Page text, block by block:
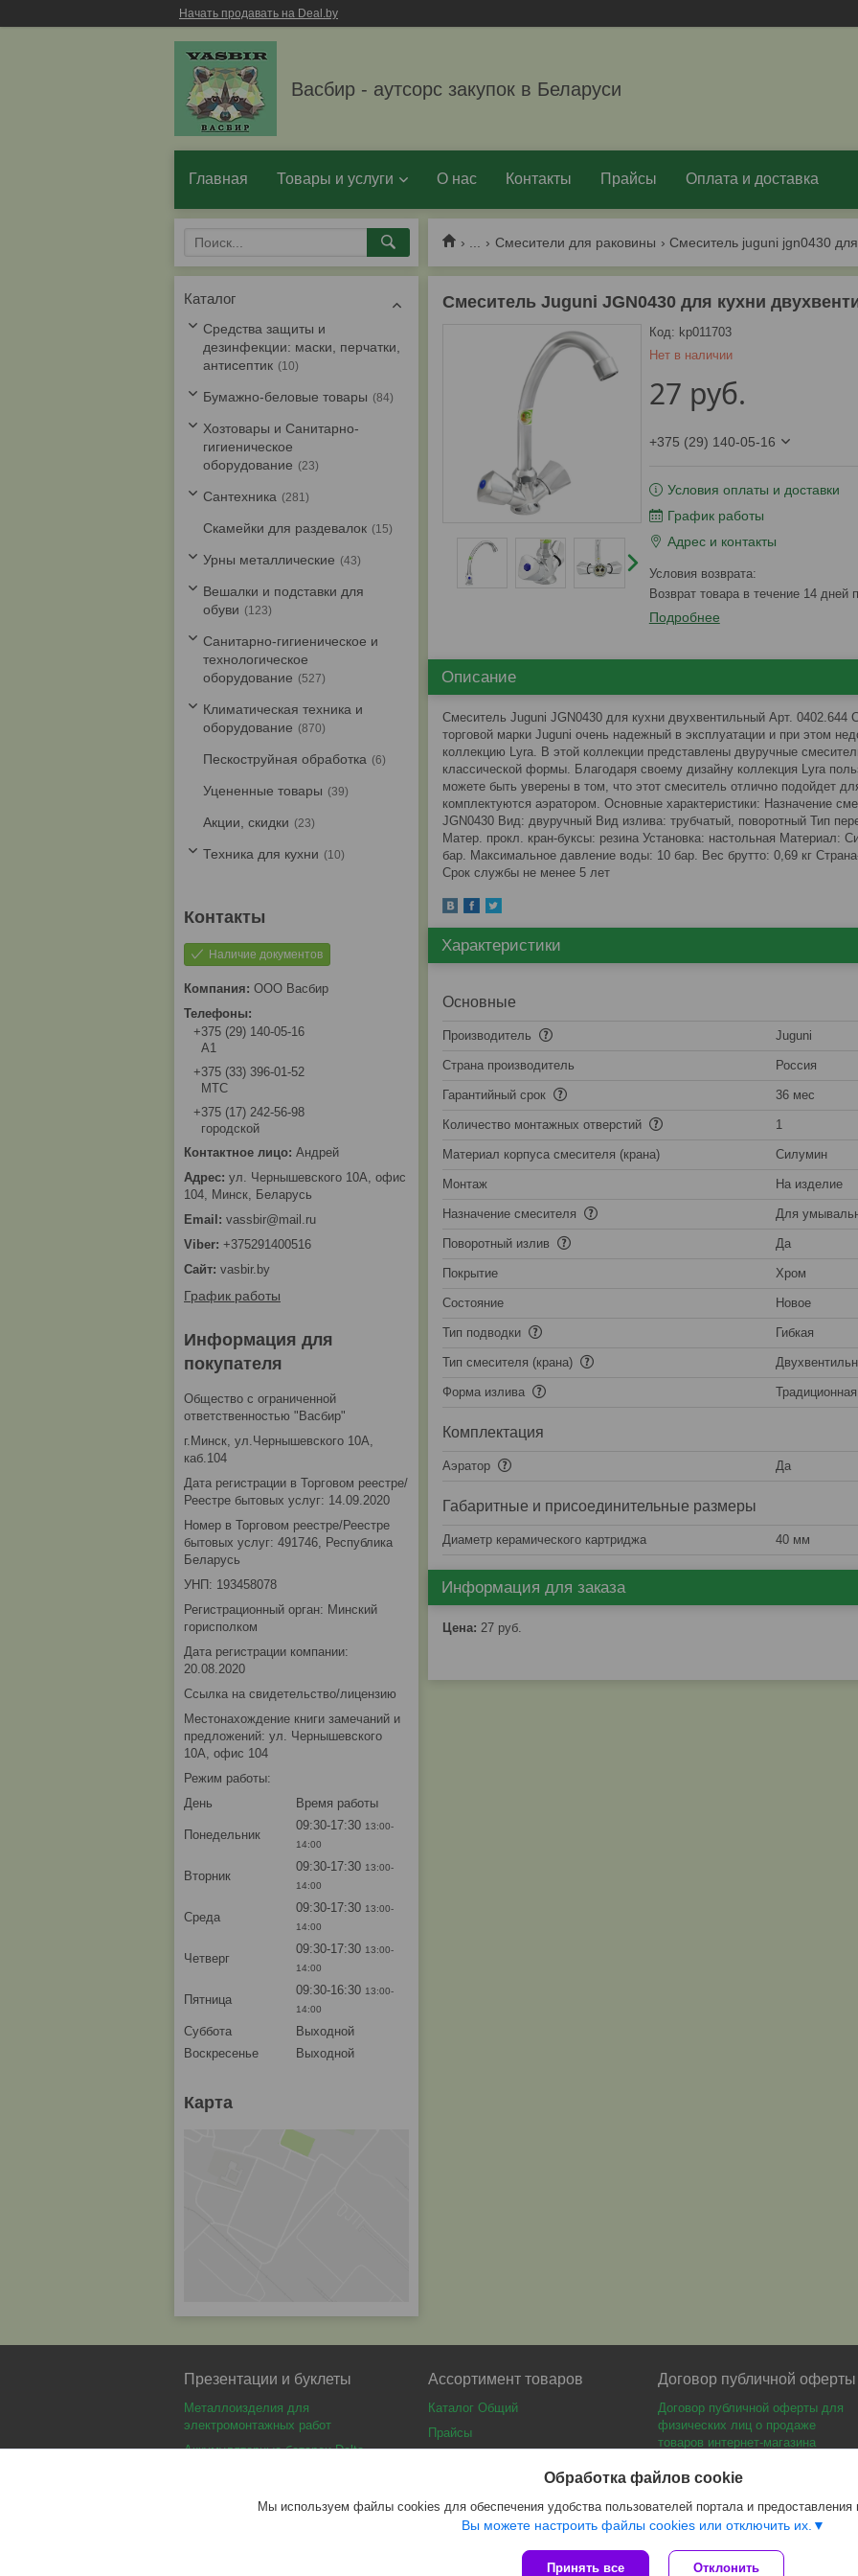
Начать продавать на Deal.by
Васбир - аутсорс закупок в Беларуси
Главная Товары и услуги О нас Контакты Прайсы Оплата и доставка
Смесители для раковины Смеситель juguni jgn0430
Смеситель Juguni JGN0430 для кухни
Нет в наличии
Код: kp011703
27 руб.
+375 (29) 140-05-16
Условия оплаты и доставки
График работы
Адрес и контакты
возврат товара в течение 14 дней
Подробнее
Описание
Смеситель Juguni JGN0430 для кухни двухвентильный Арт. 0402.644
торговой марки Juguni очень надежный в эксплуатации и при этом
коллекцию Lyra. В этой коллекции представлены двуручные
классической формы. Благодаря своему дизайну коллекция Lyra
можете быть уверены в том, что этот смеситель отлично подойдет
комплектуются аэратором. Основные характеристики: Назначение
JGN0430 Вид: двуручный Вид излива: трубчатый, поворотный Тип
Матер. прокл. кран-буксы: резина Установка: настольная
бар. Максимальное давление воды: 10 бар. Вес брутто: 0,69 кг
Срок службы не менее 5 лет
Характеристики
Основные
Производитель Juguni
Страна производитель Россия
Гарантийный срок 36 мес
Количество монтажных отверстий 1
Материал корпуса смесителя (крана) Силумин
Монтаж На изделие
Назначение смесителя Для
Поворотный излив Да
Покрытие Хром
Состояние Новое
Тип подводки Гибкая
Тип смесителя (крана)
Форма излива Традиционная
Комплектация
Аэратор Да
Габаритные и присоединительные размеры
Диаметр керамического картриджа 40 мм
Информация для заказа
Цена: 27 руб.
Каталог
Средства защиты и
дезинфекции: маски, перчатки,
антисептик
10
Бумажно-беловые товары 84
Хозтовары и Санитарно-
гигиеническое
оборудование
23
Cантехника 281
Скамейки для раздевалок 15
Урны металлические 43
Вешалки и подставки для
обуви
123
Санитарно-гигиеническое и
технологическое
оборудование
527
Климатическая техника и
оборудование
870
Пескоструйная обработка 6
Уцененные товары 39
Акции, скидки 23
Техника для кухни 10
Наличие документов
ООО Васбир
+375 (29) 140-05-16
A1
+375 (33) 396-01-52
МТС
+375 (17) 242-56-98
городской
Андрей
ул. Чернышевского 10А, офис
104, Минск, Беларусь
vassbir@mail.ru
+375291400516
vasbir.by
График работы
Информация для
покупателя
Общество с ограниченной
ответственностью "Васбир"
г.Минск, ул.Чернышевского 10А,
каб.104
Дата регистрации в Торговом реестре/
Реестре бытовых услуг: 14.09.2020
Номер в Торговом реестре/Реестре
бытовых услуг: 491746, Республика
Беларусь
УНП: 193458078
Регистрационный орган: Минский
горисполком
Дата регистрации компании:
20.08.2020
Ссылка на свидетельство/лицензию
Местонахождение книги замечаний и
предложений: ул. Чернышевского
10А, офис 104
Режим работы:
День
Время работы
Понедельник
09:30-17:30 13:00-
14:00
Вторник
09:30-17:30 13:00-
14:00
Среда
09:30-17:30 13:00-
14:00
Четверг
09:30-17:30 13:00-
14:00
Пятница
09:30-16:30 13:00-
14:00
Суббота
Выходной
Воскресенье
Выходной
Карта
Презентации и буклеты
Металлоизделия для
электромонтажных работ
Аккумуляторные батареи Delta
Аккумуляторные батареи Security
Ассортимент товаров
Каталог Общий
Прайсы
Договор публичной оферты
Договор публичной оферты для
физических лиц о продаже
товаров интернет-магазина
Сайт создан на платформе Deal.by
Обработка файлов cookie
Мы используем файлы cookies для обеспечения удобства пользователей портала и
Вы можете настроить файлы cookies или отключить их.
Принять все Отклонить